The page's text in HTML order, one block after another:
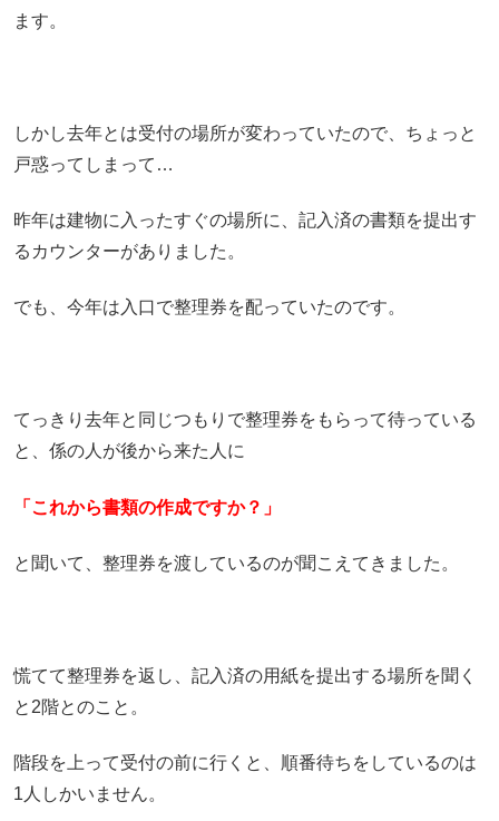
ます。
しかし去年とは受付の場所が変わっていたので、ちょっと
戸惑ってしまって…
昨年は建物に入ったすぐの場所に、記入済の書類を提出す
るカウンターがありました。
でも、今年は入口で整理券を配っていたのです。
てっきり去年と同じつもりで整理券をもらって待っている
と、係の人が後から来た人に
「これから書類の作成ですか？」
と聞いて、整理券を渡しているのが聞こえてきました。
慌てて整理券を返し、記入済の用紙を提出する場所を聞く
と2階とのこと。
階段を上って受付の前に行くと、順番待ちをしているのは
1人しかいません。